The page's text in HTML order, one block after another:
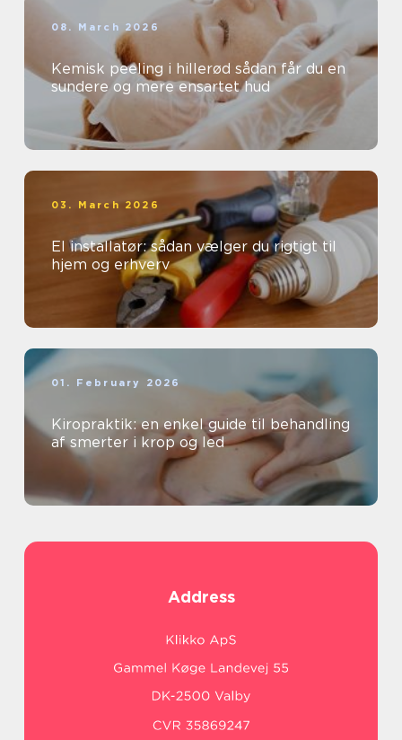
08. March 2026
Kemisk peeling i hillerød sådan får du en
sundere og mere ensartet hud
03. March 2026
El installatør: sådan vælger du rigtigt til
hjem og erhverv
01. February 2026
Kiropraktik: en enkel guide til behandling
af smerter i krop og led
Address